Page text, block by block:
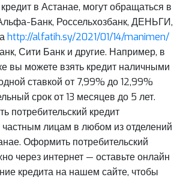
в Астанае, могут обращаться в
Банк, Россельхозбанк, ДЕНЬГИ,
http://alfatih.sy/2021/01/14/manimen/
Сити Банк и другие. Например, в
вы можете взять кредит наличными
ставкой от 7,99% до 12,99%
срок от 13 месяцев до 5 лет.
потребительский кредит
частным лицам в любом из отделений
Оформить потребительский
через интернет — оставьте онлайн
кредита на нашем сайте, чтобы